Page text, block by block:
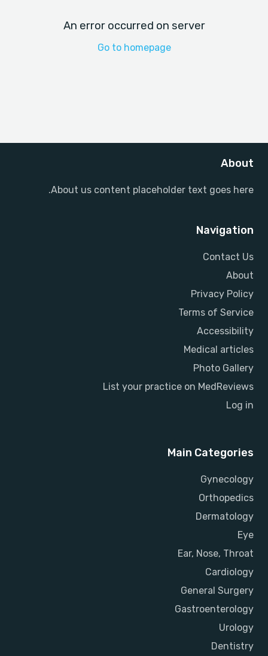
An error occurred on server
Go to homepage
About
About us content placeholder text goes here.
Navigation
Contact Us
About
Privacy Policy
Terms of Service
Accessibility
Medical articles
Photo Gallery
List your practice on MedReviews
Log in
Main Categories
Gynecology
Orthopedics
Dermatology
Eye
Ear, Nose, Throat
Cardiology
General Surgery
Gastroenterology
Urology
Dentistry